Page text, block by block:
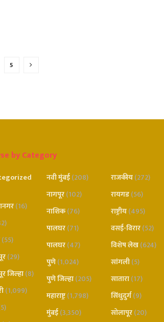
5
by Category
(16)
(55)
(29)
जिल्हा(8)
(1,099)
नवी मुंबई(208)
नागपूर(102)
नाशिक(76)
पालघर(71)
पालघर(47)
पुणे(1,024)
पुणे जिल्हा(205)
महाराष्ट्र(1,798)
मुंबई(3,350)
राजकीय(272)
रायगड(56)
राष्ट्रीय(495)
वसई-विरार(52)
विशेष लेख(624)
सांगली(5)
सातारा(17)
सिंधुदुर्ग(9)
सोलापूर(20)